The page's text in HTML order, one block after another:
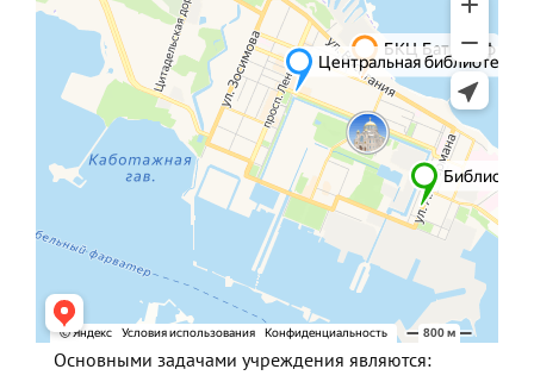
Основными задачами учреждения являются: